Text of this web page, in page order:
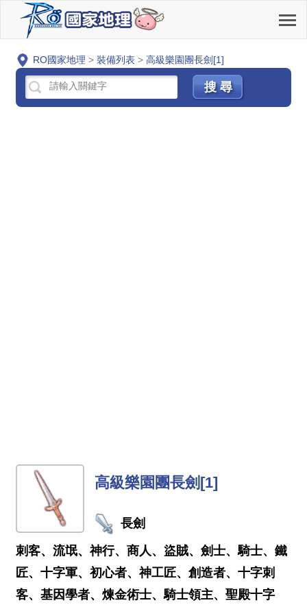
RO國家地理 > 裝備列表 > 高級樂園團長劍[1]
高級樂園團長劍[1]
長劍
刺客、流氓、神行、商人、盜賊、劍士、騎士、鐵
匠、十字軍、初心者、神工匠、創造者、十字刺
客、基因學者、煉金術士、騎士領主、聖殿十字